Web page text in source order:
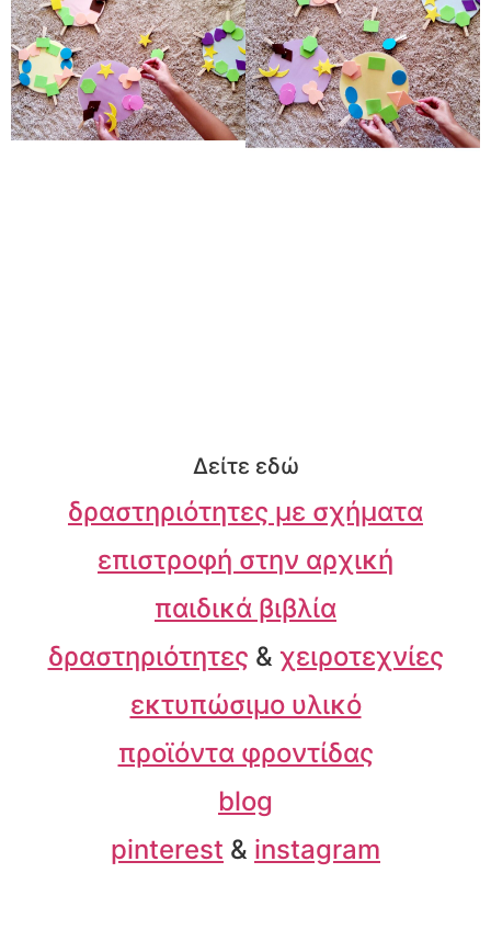
Δείτε εδώ
δραστηριότητες με σχήματα
επιστροφή στην αρχική
παιδικά βιβλία
δραστηριότητες & χειροτεχνίες
εκτυπώσιμο υλικό
προϊόντα φροντίδας
blog
pinterest & instagram